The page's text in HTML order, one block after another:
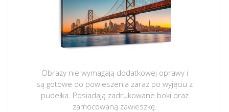
Obrazy nie wymagają dodatkowej oprawy i
są gotowe do powieszenia zaraz po wyjęciu z
pudełka. Posiadają zadrukowane boki oraz
zamocowaną zawieszkę.